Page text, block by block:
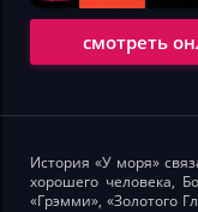
смотреть
История «У моря»
хорошего человека,
«Грэмми», «Золотого